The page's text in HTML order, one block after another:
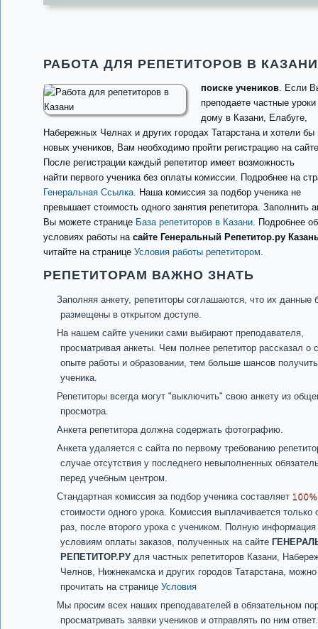
РАБОТА ДЛЯ РЕПЕТИТОРОВ В КАЗАНИ
поиске учеников. Если
преподаете частные уроки
дому в Казани, Елабуге,
Набережных Челнах и других городах Татарстана и хотели бы
новых учеников, Вам необходимо пройти регистрацию на
После регистрации каждый репетитор имеет возможность
найти первого ученика без оплаты комиссии. Подробнее на
Генеральная Ссылка. Наша комиссия за подбор ученика не
превышает стоимость одного занятия репетитора. Заполнить
Вы можете странице База репетиторов в Казани. Подробнее об
условиях работы на сайте Генеральный Репетитор.ру
читайте на странице Условия работы репетитором.
РЕПЕТИТОРАМ ВАЖНО ЗНАТЬ
Заполняя анкету, репетиторы соглашаются, что их данные
размещены в открытом доступе.
На нашем сайте ученики сами выбирают преподавателя,
просматривая анкеты. Чем полнее репетитор рассказал о
опыте работы и образовании, тем больше шансов получить
ученика.
Репетиторы всегда могут "выключить" свою анкету из
просмотра.
Анкета репетитора должна содержать фотографию.
Анкета удаляется с сайта по первому требованию
случае отсутствия у последнего невыполненных
перед учебным центром.
Стандартная комиссия за подбор ученика составляет 100%
стоимости одного урока. Комиссия выплачивается только
раз, после второго урока с учеником. Полную информация
условиям оплаты заказов, полученных на сайте
РЕПЕТИТОР.РУ для частных репетиторов Казани,
Челнов, Нижнекамска и других городов Татарстана, можно
прочитать на странице Условия
Мы просим всех наших преподавателей в обязательном
просматривать заявки учеников и отправлять по ним ответ.